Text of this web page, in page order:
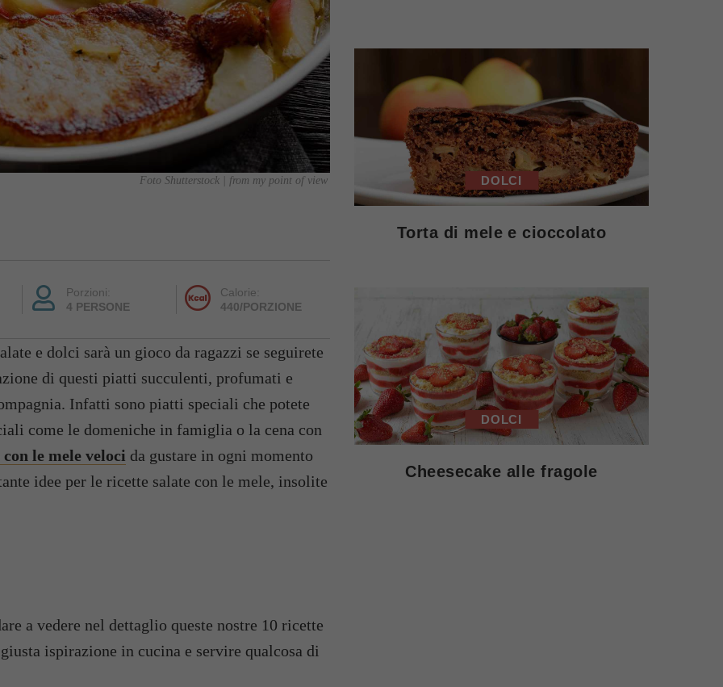
Foto Shutterstock | from my point of view
Porzioni:
4 PERSONE
Calorie:
440/PORZIONE
e dolci sarà un gioco da ragazzi se seguirete
di questi piatti succulenti, profumati e
Infatti sono piatti speciali che potete
come le domeniche in famiglia o la cena con
le mele veloci da gustare in ogni momento
idee per le ricette salate con le mele, insolite
a vedere nel dettaglio queste nostre 10 ricette
ispirazione in cucina e servire qualcosa di
DOLCI
Torta di mele e cioccolato
DOLCI
Cheesecake alle fragole